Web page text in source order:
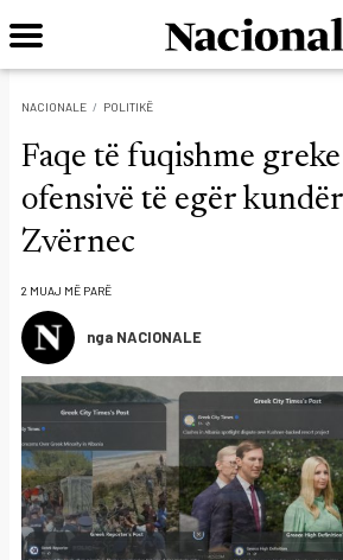
NACIONALE POLITIKË
Faqe të fuqishme
ofensivë të egër
Zvërnec
2 MUAJ MË PARË
nga NACIONALE